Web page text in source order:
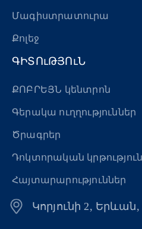
Մագիստրատուրա
Քոլեջ
ԳԻՏՈւԹՅՈւՆ
ՔՈԲՐԵՅՆ կենտրոն
Գերակա ուղղություններ
Ծրագրեր
Դոկտորական կրթություն
Հայտարարություններ
Կորյունի 2, Երևան,